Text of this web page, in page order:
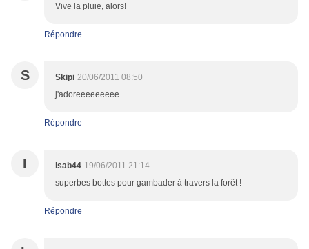
Vive la pluie, alors!
Répondre
S Skipi 20/06/2011 08:50
j'adoreeeeeeeee
Répondre
I isab44 19/06/2011 21:14
superbes bottes pour gambader à travers la forêt !
Répondre